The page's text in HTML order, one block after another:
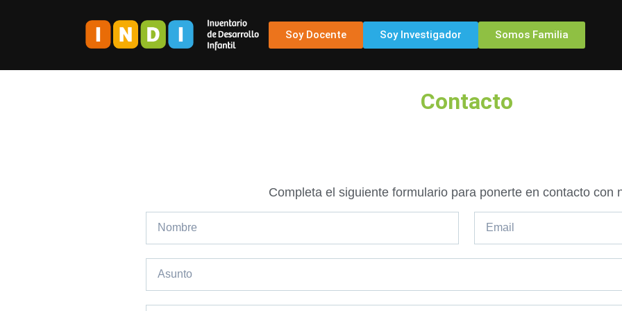
Soy Docente Soy Investigador Somos Familia
Contacto
Completa el siguiente formulario para ponerte en contacto con